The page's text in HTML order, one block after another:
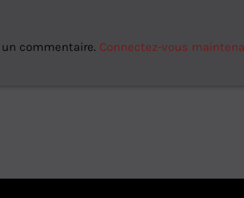
commentaire. Connectez-vous